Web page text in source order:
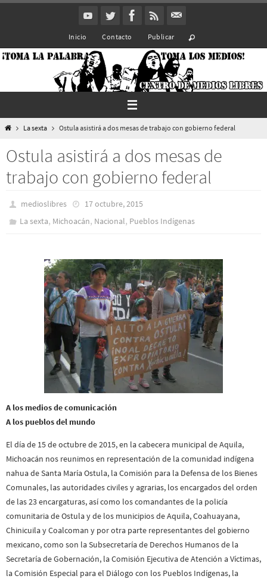
Inicio Contacto Publicar
InicioLa sexta Ostula asistirá a dos mesas de trabajo con gobierno federal
Ostula asistirá a dos mesas de
trabajo con gobierno federal
medioslibres
17 octubre, 2015
La sexta, Michoacán, Nacional, Pueblos Indí­genas
A los medios de comunicación
A los pueblos del mundo
El día de 15 de octubre de 2015, en la cabecera municipal de Aquila,
Michoacán nos reunimos en representación de la comunidad indígena
nahua de Santa MaríaOstula, la Comisión para la Defensa de los Bienes
Comunales, las autoridades civiles y agrarias, los encargados del orden
de las 23 encargaturas, así como los comandantes de la policía
comunitaria deOstulay de los municipios de Aquila, Coahuayana,
Chinicuila y Coalcoman y por otra parte representantes del gobierno
mexicano, como son la Subsecretaría de Derechos Humanos de la
Secretaría de Gobernación, la Comisión Ejecutiva de Atención a Víctimas,
la Comisión Especial para el Diálogo con los Pueblos Indígenas, la